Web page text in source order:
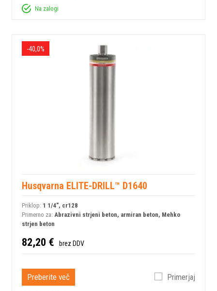
Na zalogi
-40,0%
Husqvarna ELITE-DRILL™ D1640
Priklop: 1 1/4", cr128
Primerno za: Abrazivni strjeni beton, armiran beton, Mehko
strjen beton
82,20 € brez DDV
Preberite več Primerjaj